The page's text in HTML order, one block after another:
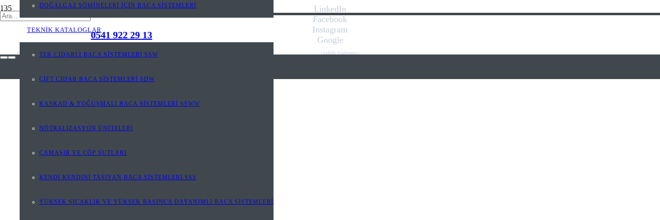
0541 922 29 13
DOĞALGAZ ŞÖMİNELERİ İÇİN BACA SİSTEMLERİ
TEKNİK KATALOGLAR
TEK CİDARLI BACA SİSTEMLERİ SSW
ÇİFT CİDAR BACA SİSTEMLERİ SDW
KASKAD & YOĞUŞMALI BACA SİSTEMLERİ SSWW
NÖTRALİZASYON ÜNİTELERİ
ÇAMAŞIR VE ÇÖP ŞUTLARI
KENDİ KENDİNİ TAŞIYAN BACA SİSTEMLERİ SSS
YÜKSEK SICAKLIK VE YÜKSEK BASINCA DAYANIMLI BACA SİSTEMLERİ
LinkedIn
Facebook
Instagram
Google
Gizlilik Sözleşmesi